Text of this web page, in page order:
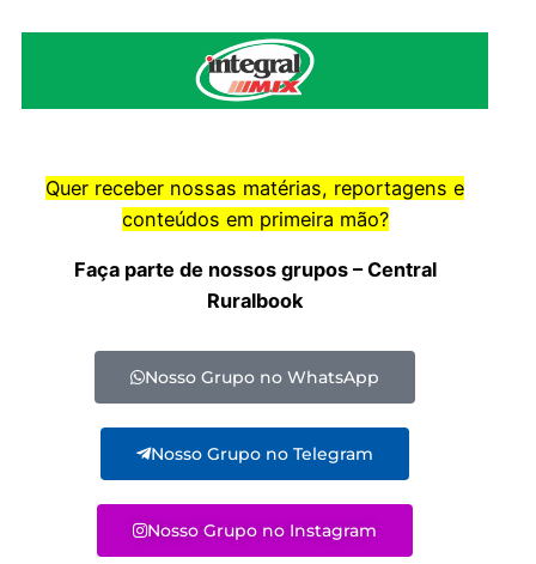
Quer receber nossas matérias, reportagens e
conteúdos em primeira mão?
Faça parte de nossos grupos – Central
Ruralbook
Nosso Grupo no WhatsApp
Nosso Grupo no Telegram
Nosso Grupo no Instagram